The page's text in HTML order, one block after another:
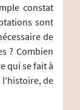
constat
sont
de
? Combien
qui se fait à
l'histoire, de